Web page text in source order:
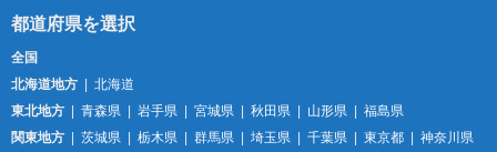
全国
北海道地方
北海道
東北地方
青森県 岩手県 宮城県 秋田県 山形県
福島県
関東地方
茨城県 栃木県 群馬県 埼玉県 千葉県 東京都
神奈川県